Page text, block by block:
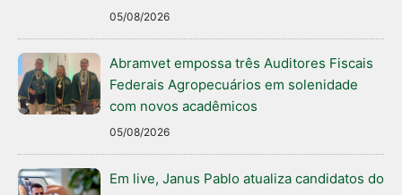
05/08/2026
Abramvet empossa três Auditores Fiscais
Federais Agropecuários em solenidade
com novos acadêmicos
05/08/2026
Em live, Janus Pablo atualiza candidatos do